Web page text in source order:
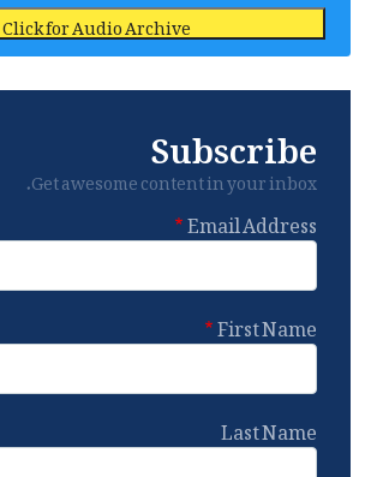
Click for Audio Archive
Subscribe
Get awesome content in your inbox.
Email Address
First Name
Last Name